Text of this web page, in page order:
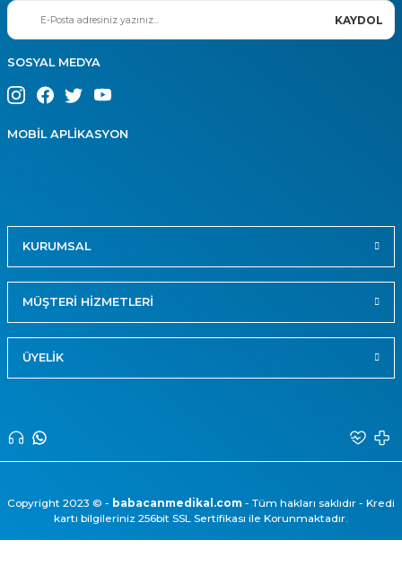
KAYDOL
SOSYAL MEDYA
MOBİL APLİKASYON
KURUMSAL
MÜŞTERİ HİZMETLERİ
ÜYELİK
Copyright 2023 © - babacanmedikal.com - Tüm hakları saklıdır - Kredi
kartı bilgileriniz 256bit SSL Sertifikası ile Korunmaktadır.